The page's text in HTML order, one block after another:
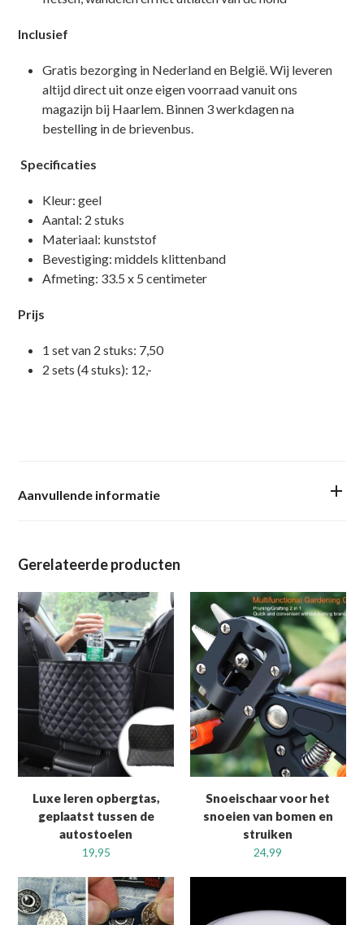
Inclusief
Gratis bezorging in Nederland en België. Wij leveren
altijd direct uit onze eigen voorraad vanuit ons
magazijn bij Haarlem. Binnen 3 werkdagen na
bestelling in de brievenbus.
Specificaties
Kleur: geel
Aantal: 2 stuks
Materiaal: kunststof
Bevestiging: middels klittenband
Afmeting: 33.5 x 5 centimeter
Prijs
1 set van 2 stuks: 7,50
2 sets (4 stuks): 12,-
Aanvullende informatie
Gerelateerde producten
Luxe leren opbergtas,
geplaatst tussen de
autostoelen
19,95
Snoeischaar voor het
snoeien van bomen en
struiken
24,99